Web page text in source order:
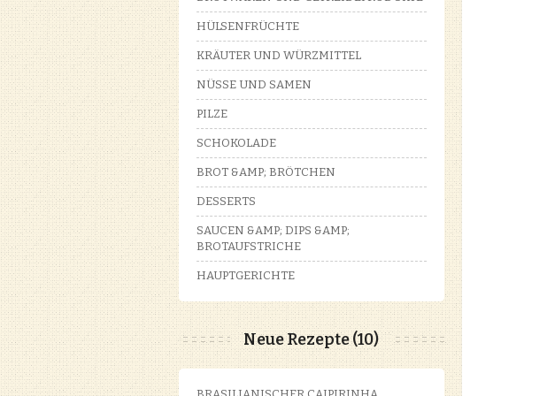
HÜLSENFRÜCHTE
KRÄUTER UND WÜRZMITTEL
NÜSSE UND SAMEN
PILZE
SCHOKOLADE
BROT &AMP; BRÖTCHEN
DESSERTS
SAUCEN &AMP; DIPS &AMP;
BROTAUFSTRICHE
HAUPTGERICHTE
Neue Rezepte (10)